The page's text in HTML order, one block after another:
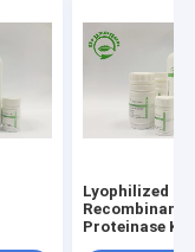
Lyophilized
Recombinant
Proteinase K